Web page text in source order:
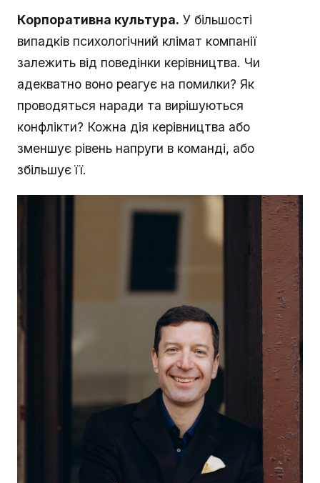
Корпоративна культура. У більшості
випадків психологічний клімат компанії
залежить від поведінки керівництва. Чи
адекватно воно реагує на помилки? Як
проводяться наради та вирішуються
конфлікти? Кожна дія керівництва або
зменшує рівень напруги в команді, або
збільшує її.